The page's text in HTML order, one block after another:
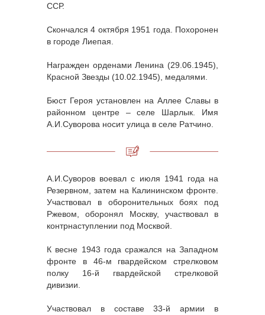
ССР.
Скончался 4 октября 1951 года. Похоронен
в городе Лиепая.
Награжден орденами Ленина (29.06.1945),
Красной Звезды (10.02.1945), медалями.
Бюст Героя установлен на Аллее Славы в
районном центре – селе Шарлык. Имя
А.И.Суворова носит улица в селе Ратчино.
А.И.Суворов воевал с июля 1941 года на
Резервном, затем на Калининском фронте.
Участвовал в оборонительных боях под
Ржевом, оборонял Москву, участвовал в
контрнаступлении под Москвой.
К весне 1943 года сражался на Западном
фронте в 46-м гвардейском стрелковом
полку 16-й гвардейской стрелковой
дивизии.
Участвовал в составе 33-й армии в